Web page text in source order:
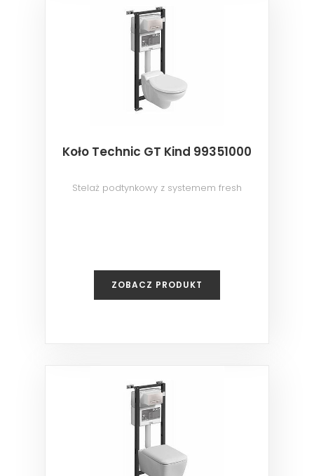
Koło Technic GT Kind 99351000
Stelaż podtynkowy z systemem fresh
ZOBACZ PRODUKT